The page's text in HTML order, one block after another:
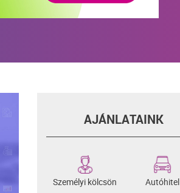
AJÁNLATAINK
Személyi kölcsön Autóhitel